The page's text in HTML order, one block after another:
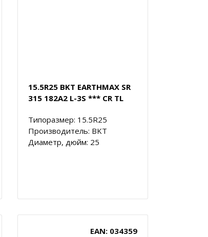
15.5R25 BKT EARTHMAX SR
315 182A2 L-3S *** CR TL
Типоразмер: 15.5R25
Производитель: BKT
Диаметр, дюйм: 25
EAN: 034359